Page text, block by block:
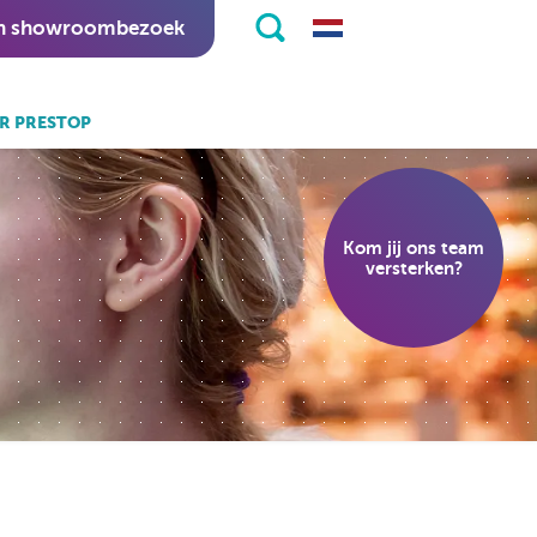
showroombezoek
ook:
software.
software.
PRESTOP
Kom jij ons team
versterken?